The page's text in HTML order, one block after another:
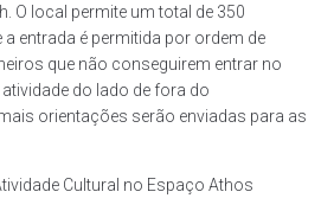
O local permite um total de 350
entrada é permitida por ordem de
que não conseguirem entrar no
do lado de fora do
orientações serão enviadas para as
Cultural no Espaço Athos